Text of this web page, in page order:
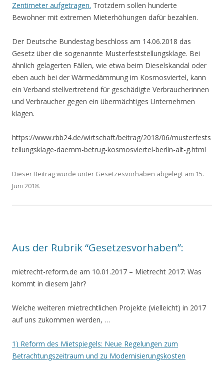
Zentimeter aufgetragen. Trotzdem sollen hunderte
Bewohner mit extremen Mieterhöhungen dafür bezahlen.
Der Deutsche Bundestag beschloss am 14.06.2018 das
Gesetz über die sogenannte Musterfeststellungsklage. Bei
ähnlich gelagerten Fällen, wie etwa beim Dieselskandal oder
eben auch bei der Wärmedämmung im Kosmosviertel, kann
ein Verband stellvertretend für geschädigte Verbraucherinnen
und Verbraucher gegen ein übermächtiges Unternehmen
klagen.
https://www.rbb24.de/wirtschaft/beitrag/2018/06/musterfests
tellungsklage-daemm-betrug-kosmosviertel-berlin-alt-g.html
Dieser Beitrag wurde unter Gesetzesvorhaben abgelegt am 15.
Juni 2018.
Aus der Rubrik “Gesetzesvorhaben”:
mietrecht-reform.de am 10.01.2017 – Mietrecht 2017: Was
kommt in diesem Jahr?
Welche weiteren mietrechtlichen Projekte (vielleicht) in 2017
auf uns zukommen werden, …
1) Reform des Mietspiegels: Neue Regelungen zum
Betrachtungszeitraum und zu Modernisierungskosten